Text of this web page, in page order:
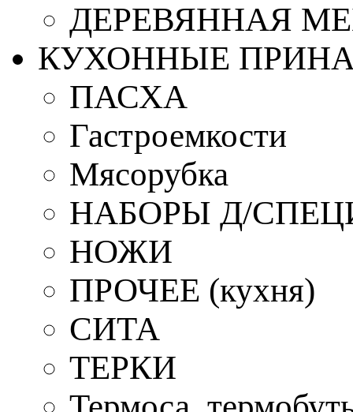
ДЕРЕВЯННАЯ
КУХОННЫЕ
ПАСХА
Гастроемкости
Мясорубка
НАБОРЫ Д/
НОЖИ
ПРОЧЕЕ (кухня)
СИТА
ТЕРКИ